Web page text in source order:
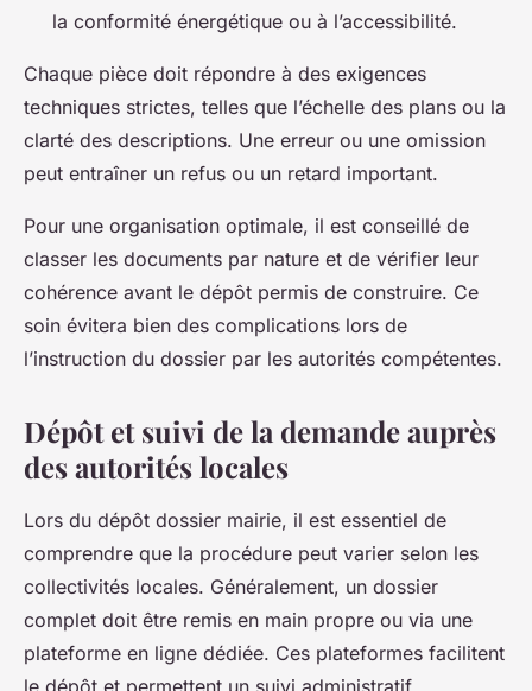
la conformité énergétique ou à l’accessibilité.
Chaque pièce doit répondre à des exigences
techniques strictes, telles que l’échelle des plans ou la
clarté des descriptions. Une erreur ou une omission
peut entraîner un refus ou un retard important.
Pour une organisation optimale, il est conseillé de
classer les documents par nature et de vérifier leur
cohérence avant le dépôt permis de construire. Ce
soin évitera bien des complications lors de
l’instruction du dossier par les autorités compétentes.
Dépôt et suivi de la demande auprès
des autorités locales
Lors du dépôt dossier mairie, il est essentiel de
comprendre que la procédure peut varier selon les
collectivités locales. Généralement, un dossier
complet doit être remis en main propre ou via une
plateforme en ligne dédiée. Ces plateformes facilitent
le dépôt et permettent un suivi administratif